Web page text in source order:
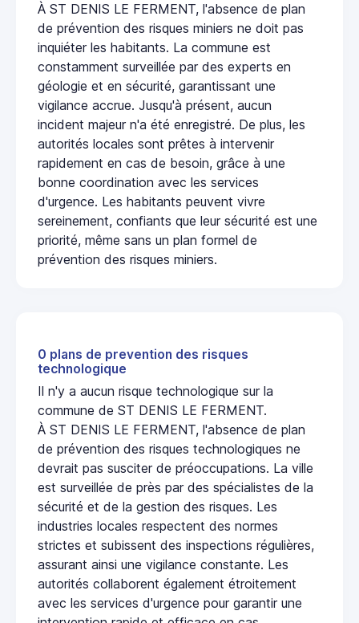
À ST DENIS LE FERMENT, l'absence de plan
de prévention des risques miniers ne doit pas
inquiéter les habitants. La commune est
constamment surveillée par des experts en
géologie et en sécurité, garantissant une
vigilance accrue. Jusqu'à présent, aucun
incident majeur n'a été enregistré. De plus, les
autorités locales sont prêtes à intervenir
rapidement en cas de besoin, grâce à une
bonne coordination avec les services
d'urgence. Les habitants peuvent vivre
sereinement, confiants que leur sécurité est une
priorité, même sans un plan formel de
prévention des risques miniers.
0 plans de prevention des risques
technologique
Il n'y a aucun risque technologique sur la
commune de ST DENIS LE FERMENT.
À ST DENIS LE FERMENT, l'absence de plan
de prévention des risques technologiques ne
devrait pas susciter de préoccupations. La ville
est surveillée de près par des spécialistes de la
sécurité et de la gestion des risques. Les
industries locales respectent des normes
strictes et subissent des inspections régulières,
assurant ainsi une vigilance constante. Les
autorités collaborent également étroitement
avec les services d'urgence pour garantir une